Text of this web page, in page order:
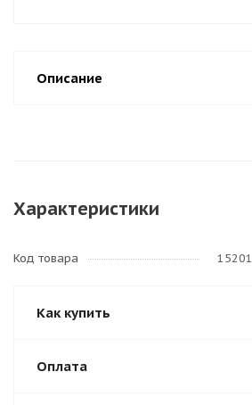
Описание
Характеристики
Код товара 15201
Как купить
Оплата